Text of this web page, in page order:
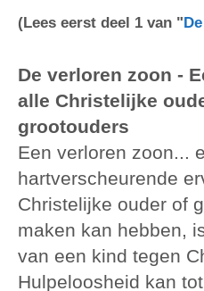
(Lees eerst deel 1 van "
De verloren zoon -
alle Christelijke
grootouders
Een verloren zoon...
hartverscheurende
Christelijke ouder of
maken kan hebben,
van een kind tegen
Hulpeloosheid kan